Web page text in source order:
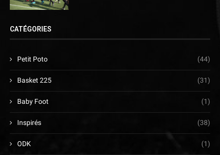
CATÉGORIES
Petit Poto (44)
Basket 225 (31)
Baby Foot (1)
Inspirés (38)
ODK (1)